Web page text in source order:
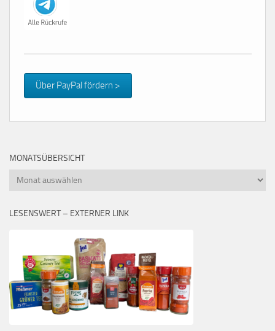
Über PayPal fördern >
MONATSÜBERSICHT
Monatsübersicht
LESENSWERT – EXTERNER LINK